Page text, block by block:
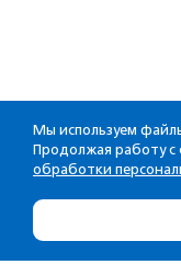
Мы используем
Продолжая работу с
обработки